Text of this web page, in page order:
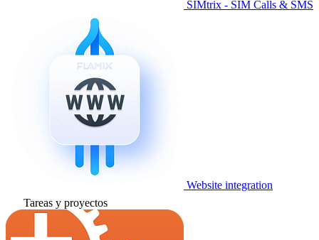
SIMtrix - SIM Calls & SMS
Website integration
Tareas y proyectos